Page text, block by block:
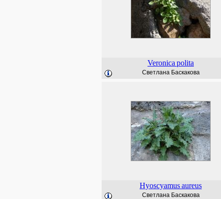
Veronica polita
Светлана Баскакова
Hyoscyamusaureus
Светлана Баскакова